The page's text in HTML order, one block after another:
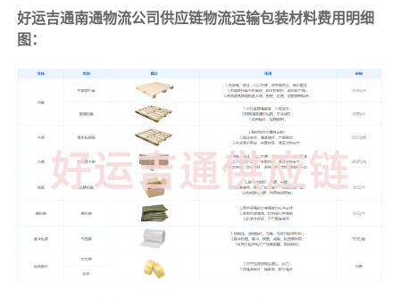
好运吉通南通物流公司供应链物流运输包装材料费用明细
图：